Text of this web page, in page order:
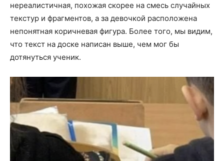
нереалистичная, похожая скорее на смесь случайных
текстур и фрагментов, а за девочкой расположена
непонятная коричневая фигура. Более того, мы видим,
что текст на доске написан выше, чем мог бы
дотянуться ученик.